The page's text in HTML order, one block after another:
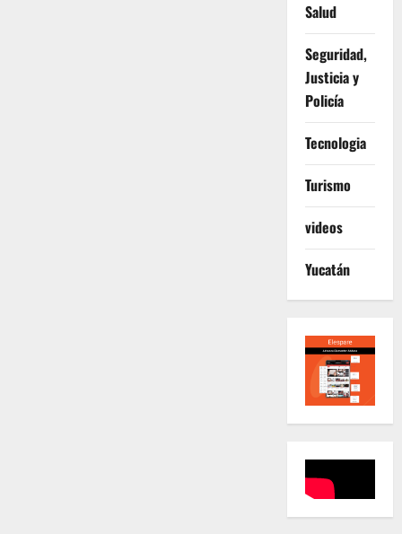
Salud
Seguridad,
Justicia y
Policía
Tecnologia
Turismo
videos
Yucatán